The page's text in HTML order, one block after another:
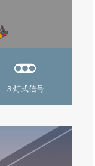
３灯式信号